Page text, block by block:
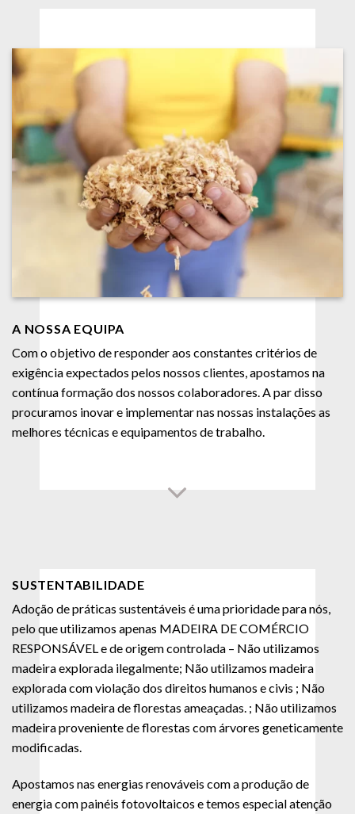
A NOSSA EQUIPA
Com o objetivo de responder aos constantes critérios de
exigência expectados pelos nossos clientes, apostamos na
contínua formação dos nossos colaboradores. A par disso
procuramos inovar e implementar nas nossas instalações as
melhores técnicas e equipamentos de trabalho.
SUSTENTABILIDADE
Adoção de práticas sustentáveis é uma prioridade para nós,
pelo que utilizamos apenas MADEIRA DE COMÉRCIO
RESPONSÁVEL e de origem controlada – Não utilizamos
madeira explorada ilegalmente; Não utilizamos madeira
explorada com violação dos direitos humanos e civis ; Não
utilizamos madeira de florestas ameaçadas. ; Não utilizamos
madeira proveniente de florestas com árvores geneticamente
modificadas.
Apostamos nas energias renováveis com a produção de
energia com painéis fotovoltaicos e temos especial atenção